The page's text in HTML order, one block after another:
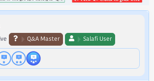
Q&A Master Salafi User